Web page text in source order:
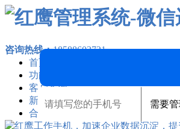
咨询热线：18588603721
首页
功能介绍
客户案例
新闻资讯
合作加盟